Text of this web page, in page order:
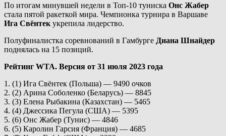
По итогам минувшей недели в Топ-10 туниска Онс Жабер
стала пятой ракеткой мира. Чемпионка турнира в Варшаве
Ига Свёнтек укрепила лидерство.
Полуфиналистка соревнований в Гамбурге Диана Шнайдер
поднялась на 15 позиций.
Рейтинг WTA. Версия от 31 июля 2023 года
1. (1) Ига Свёнтек (Польша) — 9490 очков
2. (2) Арина Соболенко (Беларусь) — 8845
3. (3) Елена Рыбакина (Казахстан) — 5465
4. (4) Джессика Пегула (США) — 5395
5. (6) Онс Жабер (Тунис) — 4846
6. (5) Каролин Гарсия (Франция) — 4685